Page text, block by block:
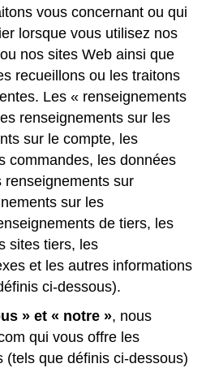
vous concernant ou qui
lorsque vous utilisez nos
nos sites Web ainsi que
recueillons ou les traitons
Les « renseignements
renseignements sur les
sur le compte, les
commandes, les données
renseignements sur
sur les
de tiers, les
sites tiers, les
et les autres informations
ci-dessous).
» et « notre », nous
qui vous offre les
(tels que définis ci-dessous)